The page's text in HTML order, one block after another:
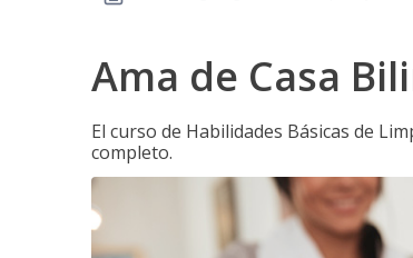
Ama de Casa
El curso de Habilidades Básicas de
completo.